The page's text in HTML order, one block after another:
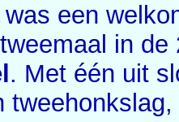
een
in
. Met één uit